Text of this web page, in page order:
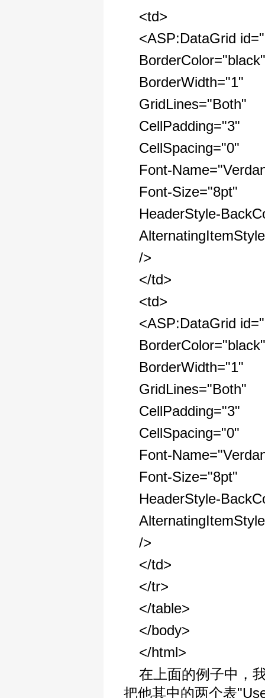
<td>
<ASP:DataGrid
BorderColor="black"
BorderWidth="1"
GridLines="Both"
CellPadding="3"
CellSpacing="0"
Font-
Font-Size="8pt"
HeaderStyle-
/>
</td>
<td>
<ASP:DataGrid
BorderColor="black"
BorderWidth="1"
GridLines="Both"
CellPadding="3"
CellSpacing="0"
Font-
Font-Size="8pt"
HeaderStyle-
/>
</td>
</tr>
</table>
</body>
</html>
在上面的例子中，
把他其中的两个表